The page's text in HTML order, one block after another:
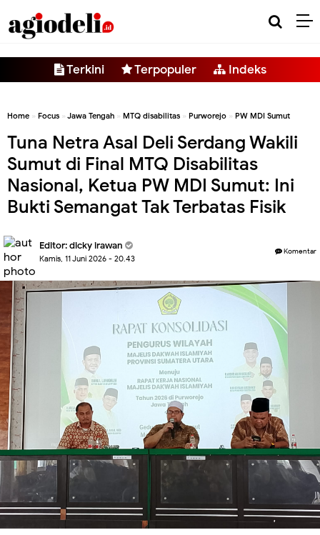
Terkini Terpopuler Indeks
Home » Focus » Jawa Tengah » MTQ disabilitas » Purworejo » PW MDI Sumut
Tuna Netra Asal Deli Serdang Wakili
Sumut di Final MTQ Disabilitas
Nasional, Ketua PW MDI Sumut: Ini
Bukti Semangat Tak Terbatas Fisik
Editor:dicky irawan
Kamis, 11 Juni 2026 - 20.43
Komentar